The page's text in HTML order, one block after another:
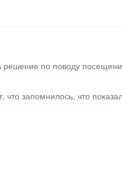
по поводу
запомнилось, что